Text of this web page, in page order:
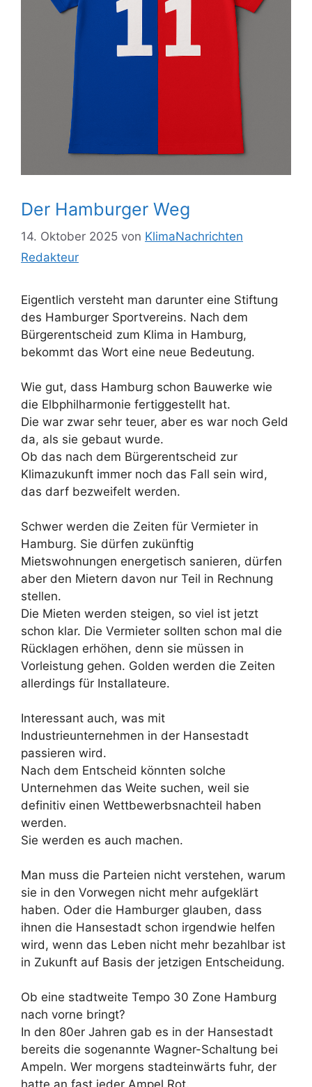
Der Hamburger Weg
14. Oktober 2025 von KlimaNachrichten
Redakteur
Eigentlich versteht man darunter eine Stiftung
des Hamburger Sportvereins. Nach dem
Bürgerentscheid zum Klima in Hamburg,
bekommt das Wort eine neue Bedeutung.
Wie gut, dass Hamburg schon Bauwerke wie
die Elbphilharmonie fertiggestellt hat.
Die war zwar sehr teuer, aber es war noch Geld
da, als sie gebaut wurde.
Ob das nach dem Bürgerentscheid zur
Klimazukunft immer noch das Fall sein wird,
das darf bezweifelt werden.
Schwer werden die Zeiten für Vermieter in
Hamburg. Sie dürfen zukünftig
Mietswohnungen energetisch sanieren, dürfen
aber den Mietern davon nur Teil in Rechnung
stellen.
Die Mieten werden steigen, so viel ist jetzt
schon klar. Die Vermieter sollten schon mal die
Rücklagen erhöhen, denn sie müssen in
Vorleistung gehen. Golden werden die Zeiten
allerdings für Installateure.
Interessant auch, was mit
Industrieunternehmen in der Hansestadt
passieren wird.
Nach dem Entscheid könnten solche
Unternehmen das Weite suchen, weil sie
definitiv einen Wettbewerbsnachteil haben
werden.
Sie werden es auch machen.
Man muss die Parteien nicht verstehen, warum
sie in den Vorwegen nicht mehr aufgeklärt
haben. Oder die Hamburger glauben, dass
ihnen die Hansestadt schon irgendwie helfen
wird, wenn das Leben nicht mehr bezahlbar ist
in Zukunft auf Basis der jetzigen Entscheidung.
Ob eine stadtweite Tempo 30 Zone Hamburg
nach vorne bringt?
In den 80er Jahren gab es in der Hansestadt
bereits die sogenannte Wagner-Schaltung bei
Ampeln. Wer morgens stadteinwärts fuhr, der
hatte an fast jeder Ampel Rot.